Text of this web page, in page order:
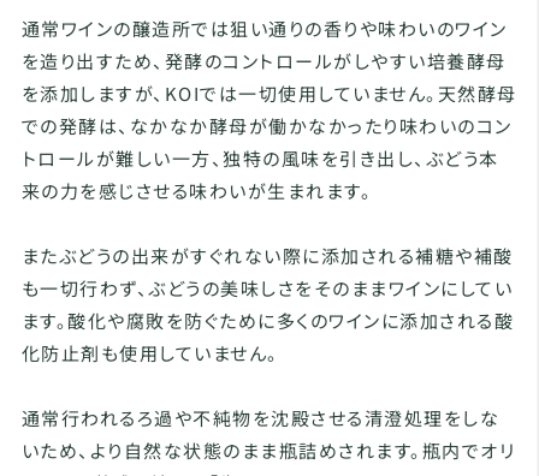
通常ワインの醸造所では狙い通りの香りや味わいのワイン
を造り出すため、発酵のコントロールがしやすい培養酵母
を添加しますが、KOIでは一切使用していません。天然酵母
での発酵は、なかなか酵母が働かなかったり味わいのコン
トロールが難しい一方、独特の風味を引き出し、ぶどう本
来の力を感じさせる味わいが生まれます。
またぶどうの出来がすぐれない際に添加される補糖や補酸
も一切行わず、ぶどうの美味しさをそのままワインにしてい
ます。酸化や腐敗を防ぐために多くのワインに添加される酸
化防止剤も使用していません。
通常行われるろ過や不純物を沈殿させる清澄処理をしな
いため、より自然な状態のまま瓶詰めされます。瓶内でオリ